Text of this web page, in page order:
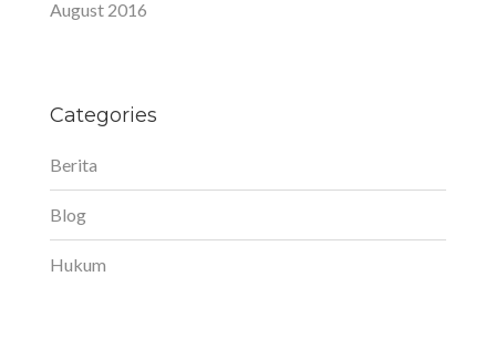
August 2016
Categories
Berita
Blog
Hukum